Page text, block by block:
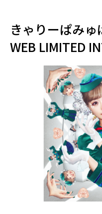
きゃりーぱみゅ
WEB LIMITED